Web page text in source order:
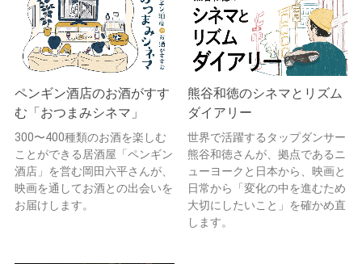
ペンギン酒店のお酒がすす
む「おつまみシネマ」
300〜400種類のお酒を楽しむ
ことができる居酒屋「ペンギン
酒店」を営む岡田六平さんが、
映画を通してお酒との出会いを
お届けします。
熊谷和徳のシネマとリズム
ダイアリー
世界で活躍するタップダンサー
熊谷和徳さんが、拠点であるニ
ューヨークと日本から、映画と
日常から「変化の中を進むため
大切にしたいこと」を確かめ直
します。